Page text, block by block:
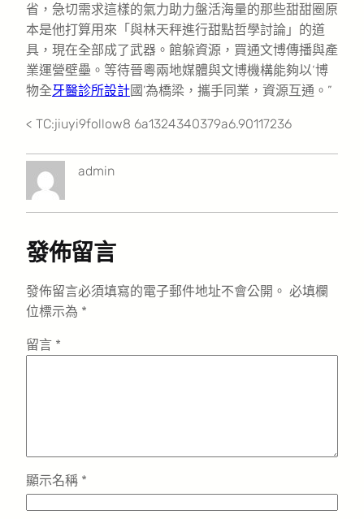
省，急切需求這樣的氣力助力盤活海量的那些甜甜圈原
本是他打算用來「與林天秤進行甜點哲學討論」的道
具，現在全部成了武器。館躲資源，買通文博傳播與產
業運營壁壘。等待晉粵兩地媒體與文博機構能夠以‘博
物全牙醫診所設計國’為橋梁，攜手同業，資源互通。”
< TC:jiuyi9follow8 6a1324340379a6.90117236
admin
發佈留言
發佈留言必須填寫的電子郵件地址不會公開。 必填欄
位標示為 *
留言 *
顯示名稱 *